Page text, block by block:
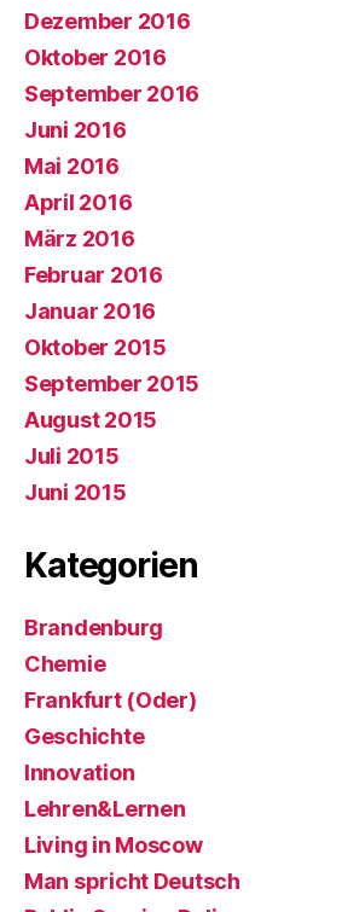
Dezember 2016
Oktober 2016
September 2016
Juni 2016
Mai 2016
April 2016
März 2016
Februar 2016
Januar 2016
Oktober 2015
September 2015
August 2015
Juli 2015
Juni 2015
Kategorien
Brandenburg
Chemie
Frankfurt (Oder)
Geschichte
Innovation
Lehren&Lernen
Living in Moscow
Man spricht Deutsch